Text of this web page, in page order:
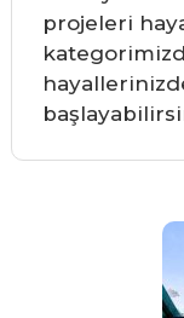
projeleri